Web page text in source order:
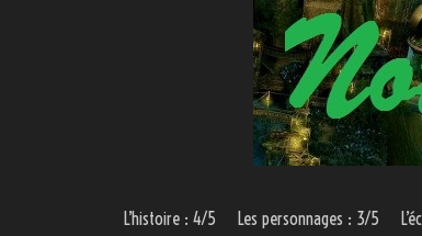
L’histoire : 4/5 Les personnages : 3/5